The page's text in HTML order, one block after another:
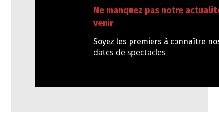
Ne manquez pas notre
venir
Soyez les premiers à connaître
dates de spectacles